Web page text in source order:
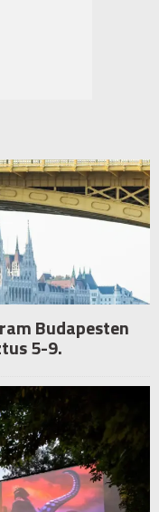
Budapesten
5-9.